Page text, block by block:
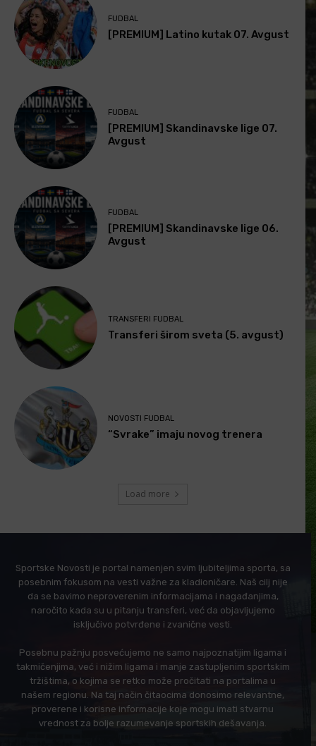
FUDBAL
[PREMIUM] Latino kutak 07. Avgust
FUDBAL
[PREMIUM] Skandinavske lige 07.
Avgust
FUDBAL
[PREMIUM] Skandinavske lige 06.
Avgust
TRANSFERI FUDBAL
Transferi širom sveta (5. avgust)
NOVOSTI FUDBAL
“Svrake” imaju novog trenera
Load more
Sportske Novosti je portal namenjen svim ljubiteljima sporta, sa
posebnim fokusom na vesti važne za kladioničare. Naš cilj nije
da se bavimo neproverenim informacijama i nagađanjima,
naročito kada su u pitanju transferi, već da objavljujemo
isključivo potvrđene i zvanične vesti.
Posebnu pažnju posvećujemo ne samo najpoznatijim ligama i
takmičenjima, već i nižim ligama i manje zastupljenim sportskim
tržištima, o kojima se retko može pročitati na portalima u
našem regionu. Na taj način čitaocima donosimo relevantne,
proverene i korisne informacije koje mogu imati stvarnu
vrednost za bolje razumevanje sportskih dešavanja.